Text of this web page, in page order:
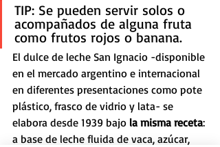
TIP: Se pueden servir solos o
acompañados de alguna fruta
como frutos rojos o banana.
El dulce de leche San Ignacio -disponible
en el mercado argentino e internacional
en diferentes presentaciones como pote
plástico, frasco de vidrio y lata- se
elabora desde 1939 bajo la misma receta:
a base de leche fluida de vaca, azúcar,